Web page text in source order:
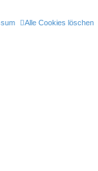
Alle Cookies löschen